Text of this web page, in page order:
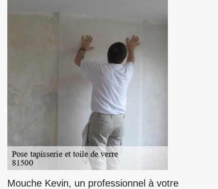
Mouche Kevin, un professionnel à votre